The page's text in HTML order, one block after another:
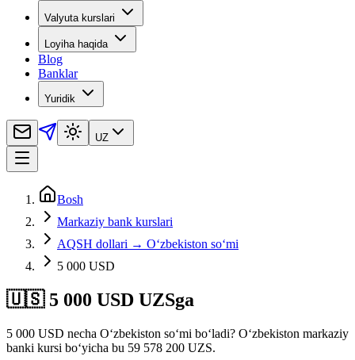
Valyuta kurslari
Loyiha haqida
Blog
Banklar
Yuridik
UZ
Bosh
Markaziy bank kurslari
AQSH dollari → O‘zbekiston so‘mi
5 000 USD
🇺🇸 5 000 USD UZSga
5 000 USD necha O‘zbekiston so‘mi bo‘ladi? Oʻzbekiston markaziy
banki kursi bo‘yicha bu 59 578 200 UZS.